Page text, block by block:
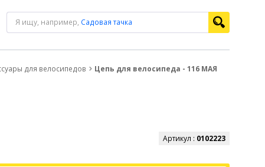
Я ищу, например, Садовая тачка
для велосипедов Цепь для велосипеда - 116 МАЯ
Артикул : 0102223